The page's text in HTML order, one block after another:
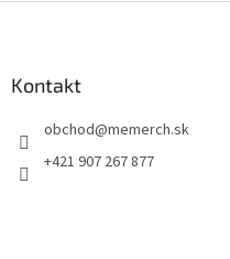
Kontakt
obchod@memerch.sk
+421 907 267 877